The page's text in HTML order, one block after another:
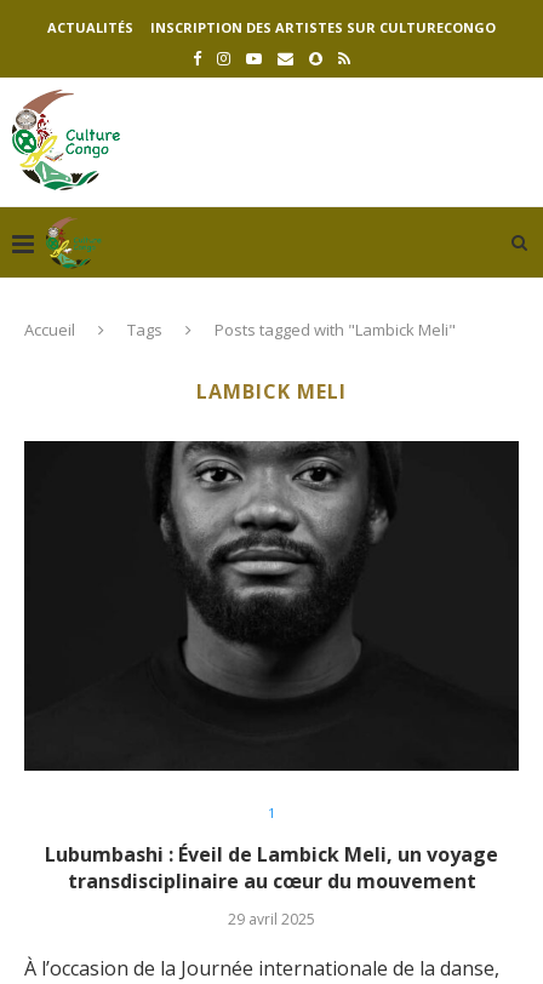
ACTUALITÉS INSCRIPTION DES ARTISTES SUR CULTURECONGO
Accueil Tags Posts tagged with "Lambick Meli"
LAMBICK MELI
1
Lubumbashi : Éveil de Lambick Meli, un voyage
transdisciplinaire au cœur du mouvement
29 avril 2025
À l’occasion de la Journée internationale de la danse,